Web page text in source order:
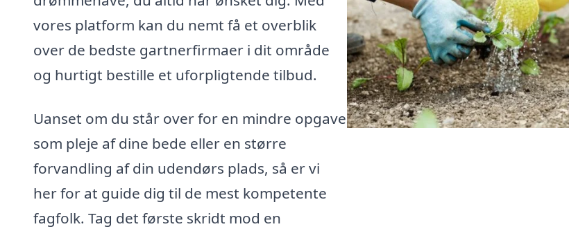
vores platform kan du nemt få et overblik
over de bedste gartnerfirmaer i dit område
og hurtigt bestille et uforpligtende tilbud.
Uanset om du står over for en mindre opgave
som pleje af dine bede eller en større
forvandling af din udendørs plads, så er vi
her for at guide dig til de mest kompetente
fagfolk. Tag det første skridt mod en